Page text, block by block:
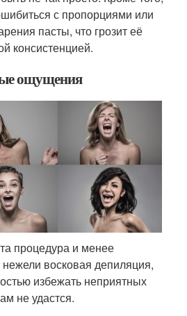
с пропорциями или
пасты, что грозит её
консистенцией.
ощущения
процедура и менее
восковая депиляция,
избежать неприятных
не удастся.